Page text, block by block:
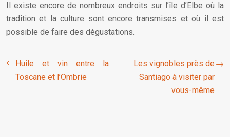
Il existe encore de nombreux endroits sur l’île d’Elbe où la
tradition et la culture sont encore transmises et où il est
possible de faire des dégustations.
Huile et vin entre la
Toscane et l’Ombrie
Les vignobles près de
Santiago à visiter par
vous-même